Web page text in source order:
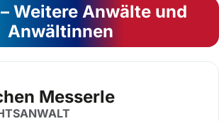
Weitere Anwälte und
Anwältinnen
Messerle